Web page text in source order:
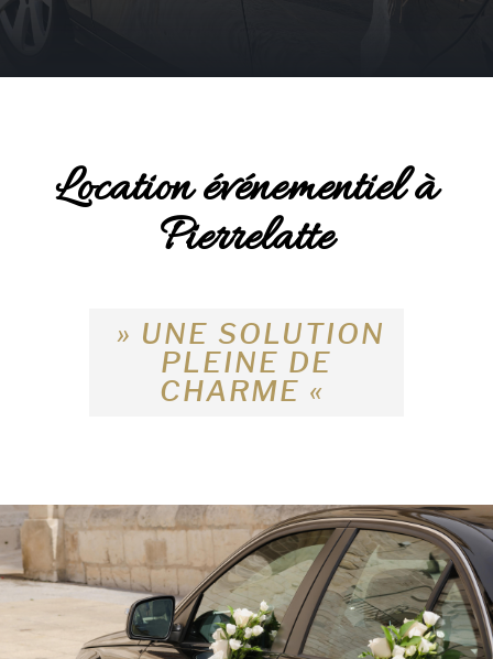
Location événementiel à
Pierrelatte
» UNE SOLUTION
PLEINE DE
CHARME «